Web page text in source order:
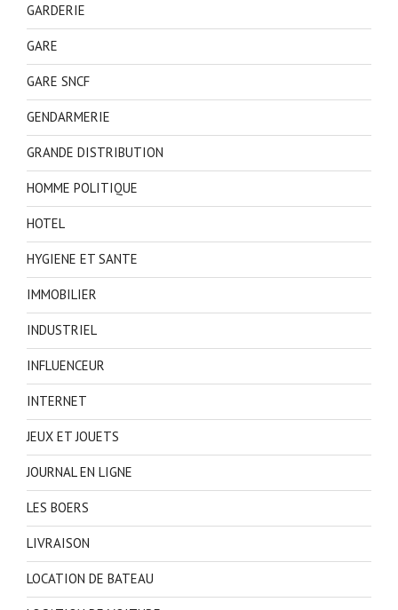
GARDERIE
GARE
GARE SNCF
GENDARMERIE
GRANDE DISTRIBUTION
HOMME POLITIQUE
HOTEL
HYGIENE ET SANTE
IMMOBILIER
INDUSTRIEL
INFLUENCEUR
INTERNET
JEUX ET JOUETS
JOURNAL EN LIGNE
LES BOERS
LIVRAISON
LOCATION DE BATEAU